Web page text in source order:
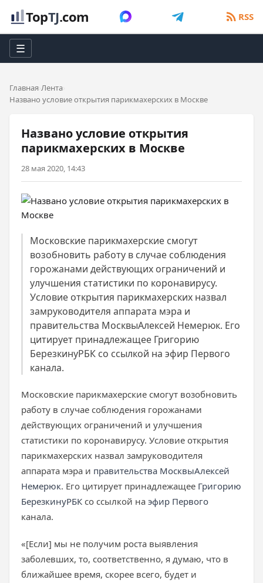
TopTJ.com RSS
☰
Главная Лента
Названо условие открытия парикмахерских в Москве
Названо условие открытия
парикмахерских в Москве
28 мая 2020, 14:43
Московские парикмахерские смогут
возобновить работу в случае соблюдения
горожанами действующих ограничений и
улучшения статистики по коронавирусу.
Условие открытия парикмахерских назвал
замруководителя аппарата мэра и
правительства МосквыАлексей Немерюк. Его
цитирует принадлежащее Григорию
БерезкинуРБК со ссылкой на эфир Первого
канала.
Московские парикмахерские смогут возобновить
работу в случае соблюдения горожанами
действующих ограничений и улучшения
статистики по коронавирусу. Условие открытия
парикмахерских назвал замруководителя
аппарата мэра и правительства МосквыАлексей
Немерюк. Его цитирует принадлежащее Григорию
БерезкинуРБК со ссылкой на эфир Первого
канала.
«[Если] мы не получим роста выявления
заболевших, то, соответственно, я думаю, что в
ближайшее время, скорее всего, будет и